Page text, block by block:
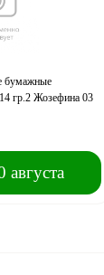
бумажные
гр.2 Жозефина 03
августа